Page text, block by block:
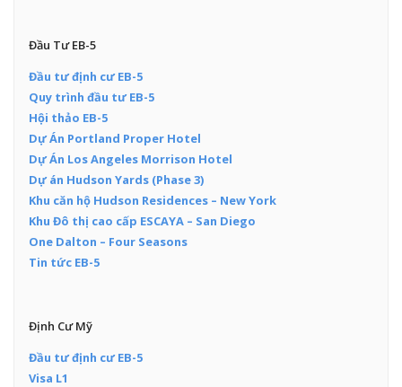
Đầu Tư EB-5
Đầu tư định cư EB-5
Quy trình đầu tư EB-5
Hội thảo EB-5
Dự Án Portland Proper Hotel
Dự Án Los Angeles Morrison Hotel
Dự án Hudson Yards (Phase 3)
Khu căn hộ Hudson Residences – New York
Khu Đô thị cao cấp ESCAYA – San Diego
One Dalton – Four Seasons
Tin tức EB-5
Định Cư Mỹ
Đầu tư định cư EB-5
Visa L1